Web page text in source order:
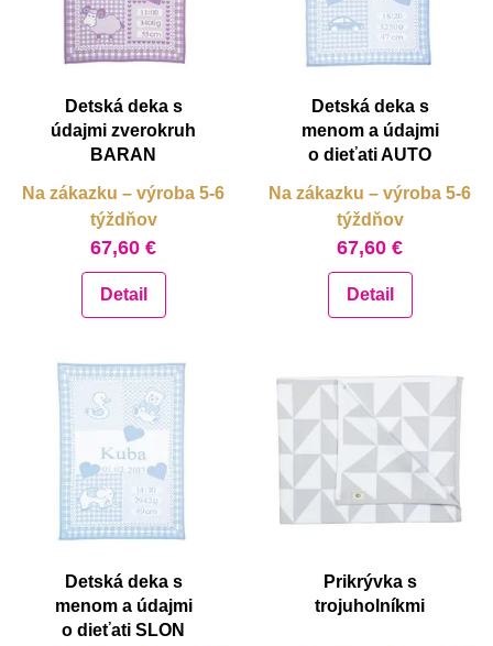
od najdrahšie
od najlacnejšie
od najdrahšie
Detská deka s
údajmi zverokruh
BARAN
Na zákazku – výroba 5-6
týždňov
67,60 €
Detail
Detská deka s
menom a údajmi
o dieťati AUTO
Na zákazku – výroba 5-6
týždňov
67,60 €
Detail
Detská deka s
menom a údajmi
o dieťati SLON
Prikrývka s
trojuholníkmi